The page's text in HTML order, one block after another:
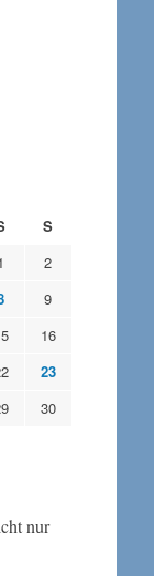
S
2
9
16
23
30
nur